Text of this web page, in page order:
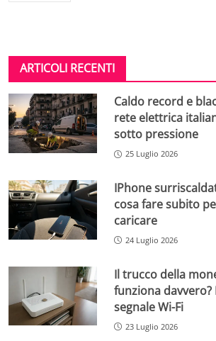
ARTICOLI RECENTI
Caldo record e
rete elettrica
sotto pressione
25 Luglio 2026
IPhone
cosa fare subito
caricare
24 Luglio 2026
Il trucco della
funziona davvero?
segnale Wi-Fi
23 Luglio 2026